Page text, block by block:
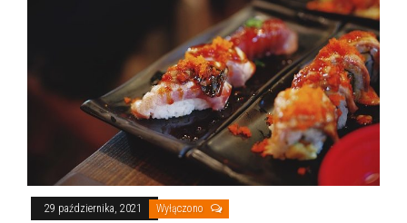
29 października, 2021 Wyłączono